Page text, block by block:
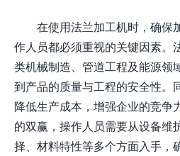
在使用法兰加工机时，确保
作人员都必须重视的关键因素。
类机械制造、管道工程及能源领
到产品的质量与工程的安全性。
降低生产成本，增强企业的竞争
的双赢，操作人员需要从设备维
择、材料特性等多个方面入手，